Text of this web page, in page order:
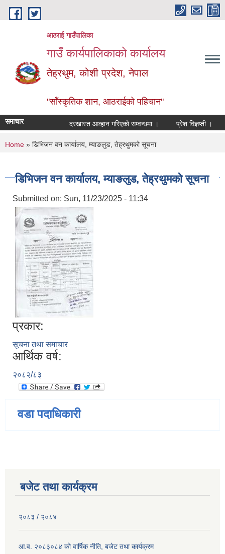
Skip to main content
आठराई गाउँपालिका
गाउँ कार्यपालिकाको कार्यालय
तेह्रथुम, कोशी प्रदेश, नेपाल
"साँस्कृतिक शान, आठराईको पहिचान"
समाचार दरखास्त आव्हान गरिएको सम्वन्धमा । प्रेश विज्ञप्ती ।
You are here
Home » डिभिजन वन कार्यालय, म्याङलुड, तेह्रथुमको सूचना
डिभिजन वन कार्यालय, म्याङलुड, तेह्रथुमको सूचना
Submitted on: Sun, 11/23/2025 - 11:34
प्रकार:
सूचना तथा समाचार
आर्थिक वर्ष:
२०८२/८३
वडा पदाधिकारी
बजेट तथा कार्यक्रम
२०८३ / २०८४
आ.व. २०८३०८४ को वार्षिक नीति, बजेट तथा कार्यक्रम